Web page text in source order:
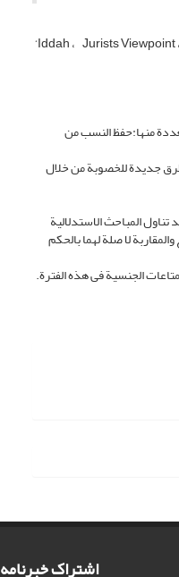
‘Iddah Jurists Viewpoint
منها:حفظ النسب من
طرق جدیدة للخصوبة من خلال
المباحث الاستدلالیة
لا صلة لهما بالحکم
الجنسیة فی هذه الفترة.
اشتراک خبرنامه